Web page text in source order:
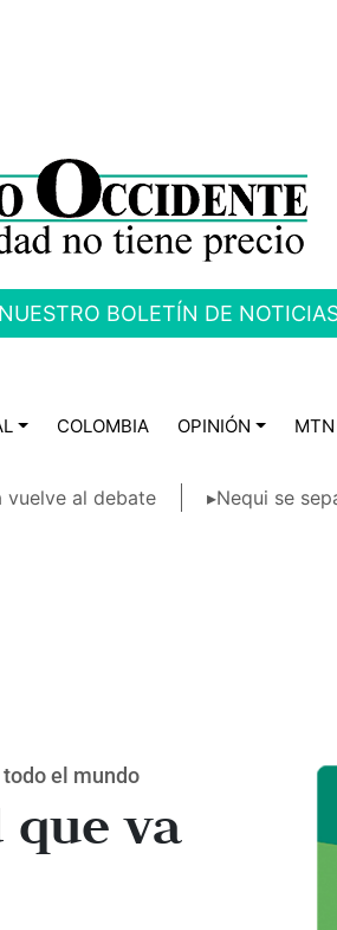
BOLETÍN DE
COLOMBIA OPINIÓN MTN
vuelve al debate
▸Nequi se
el mundo
va